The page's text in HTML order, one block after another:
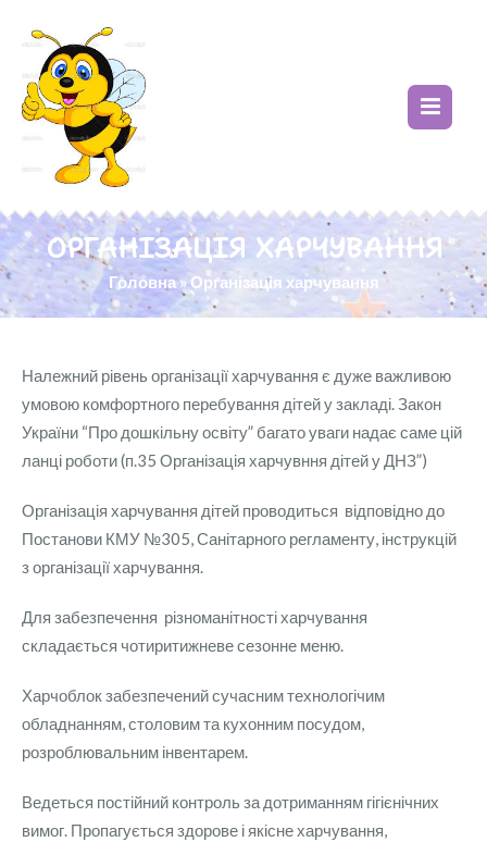
ОРГАНІЗАЦІЯ ХАРЧУВАННЯ
Головна» Організація харчування
Належний рівень організації харчування є дуже важливою
умовою комфортного перебування дітей у закладі. Закон
України “Про дошкільну освіту” багато уваги надає саме цій
ланці роботи (п.35 Організація харчувння дітей у ДНЗ”)
Організація харчування дітей проводиться відповідно до
Постанови КМУ №305, Санітарного регламенту, інструкцій
з організації харчування.
Для забезпечення різноманітності харчування
складається чотиритижневе сезонне меню.
Харчоблок забезпечений сучасним технологічим
обладнанням, столовим та кухонним посудом,
розроблювальним інвентарем.
Ведеться постійний контроль за дотриманням гігієнічних
вимог. Пропагується здорове і якісне харчування,